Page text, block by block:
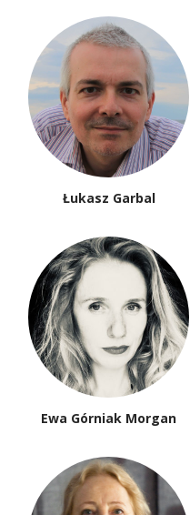
Łukasz Garbal
Ewa Górniak Morgan